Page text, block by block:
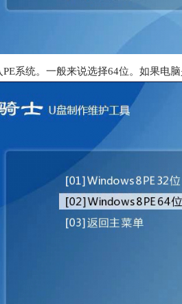
系统。一般来说选择64位。如果电